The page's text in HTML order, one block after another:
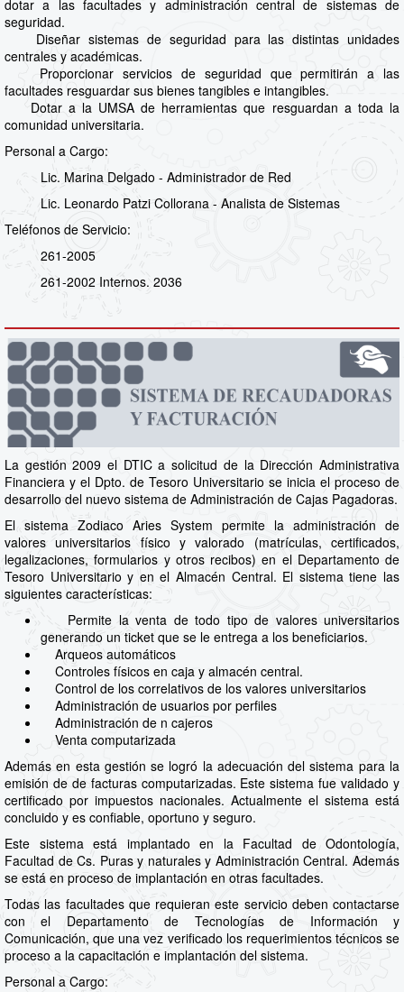
dotar a las facultades y administración central de sistemas de
seguridad.
Diseñar sistemas de seguridad para las distintas unidades
centrales y académicas.
Proporcionar servicios de seguridad que permitirán a las
facultades resguardar sus bienes tangibles e intangibles.
Dotar a la UMSA de herramientas que resguardan a toda la
comunidad universitaria.
Personal a Cargo:
Lic. Marina Delgado - Administrador de Red
Lic. Leonardo Patzi Collorana - Analista de Sistemas
Teléfonos de Servicio:
261-2005
261-2002 Internos. 2036
La gestión 2009 el DTIC a solicitud de la Dirección Administrativa
Financiera y el Dpto. de Tesoro Universitario se inicia el proceso de
desarrollo del nuevo sistema de Administración de Cajas Pagadoras.
El sistema Zodiaco Aries System permite la administración de
valores universitarios físico y valorado (matrículas, certificados,
legalizaciones, formularios y otros recibos) en el Departamento de
Tesoro Universitario y en el Almacén Central. El sistema tiene las
siguientes características:
Permite la venta de todo tipo de valores universitarios
generando un ticket que se le entrega a los beneficiarios.
Arqueos automáticos
Controles físicos en caja y almacén central.
Control de los correlativos de los valores universitarios
Administración de usuarios por perfiles
Administración de n cajeros
Venta computarizada
Además en esta gestión se logró la adecuación del sistema para la
emisión de de facturas computarizadas. Este sistema fue validado y
certificado por impuestos nacionales. Actualmente el sistema está
concluido y es confiable, oportuno y seguro.
Este sistema está implantado en la Facultad de Odontología,
Facultad de Cs. Puras y naturales y Administración Central. Además
se está en proceso de implantación en otras facultades.
Todas las facultades que requieran este servicio deben contactarse
con el Departamento de Tecnologías de Información y
Comunicación, que una vez verificado los requerimientos técnicos se
proceso a la capacitación e implantación del sistema.
Personal a Cargo: